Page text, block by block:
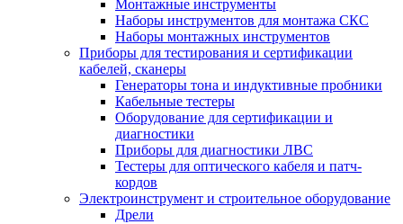
Монтажные инструменты
Наборы инструментов для монтажа СКС
Наборы монтажных инструментов
Приборы для тестирования и сертификации
кабелей, сканеры
Генераторы тона и индуктивные пробники
Кабельные тестеры
Оборудование для сертификации и
диагностики
Приборы для диагностики ЛВС
Тестеры для оптического кабеля и патч-
кордов
Электроинструмент и строительное оборудование
Дрели